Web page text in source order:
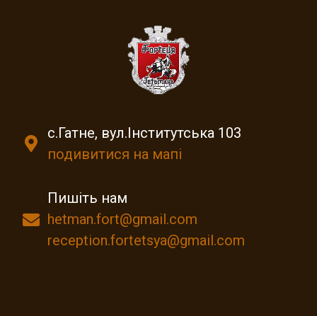
с.Гатне, вул.Інститутська 103
подивитися на мапі
Пишіть нам
hetman.fort@gmail.com
reception.fortetsya@gmail.com